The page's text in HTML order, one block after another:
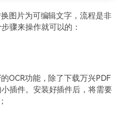
图片为可编辑文字，流程是非
骤来操作就可以的：
OCR功能，除了下载万兴PDF
插件。安装好插件后，将需要